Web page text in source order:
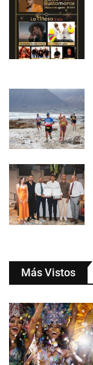
Más Vistos